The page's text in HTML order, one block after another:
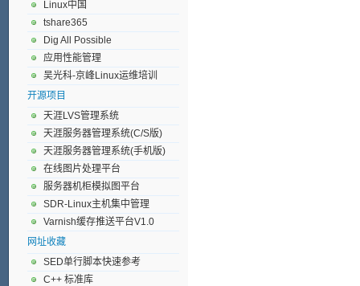
Linux中国
tshare365
Dig All Possible
应用性能管理
吴光科-京峰Linux运维培训
开源项目
天涯LVS管理系统
天涯服务器管理系统(C/S版)
天涯服务器管理系统(手机版)
在线图片处理平台
服务器机柜模拟图平台
SDR-Linux主机集中管理
Varnish缓存推送平台V1.0
网址收藏
SED单行脚本快速参考
C++ 标准库